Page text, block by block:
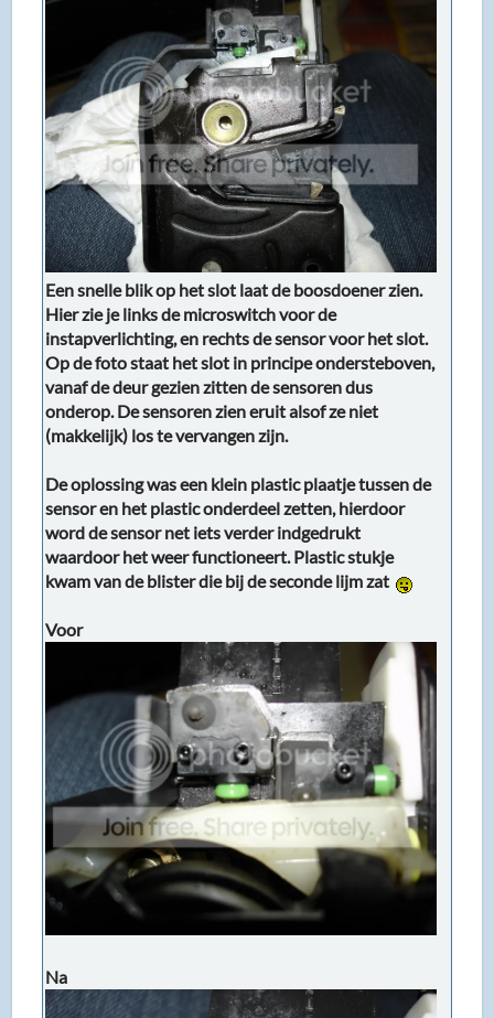
Een snelle blik op het slot laat de boosdoener zien.
Hier zie je links de microswitch voor de
instapverlichting, en rechts de sensor voor het slot.
Op de foto staat het slot in principe ondersteboven,
vanaf de deur gezien zitten de sensoren dus
onderop. De sensoren zien eruit alsof ze niet
(makkelijk) los te vervangen zijn.
De oplossing was een klein plastic plaatje tussen de
sensor en het plastic onderdeel zetten, hierdoor
word de sensor net iets verder indgedrukt
waardoor het weer functioneert. Plastic stukje
kwam van de blister die bij de seconde lijm zat
Voor
Na